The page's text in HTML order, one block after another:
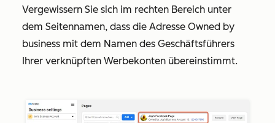
Vergewissern Sie sich im rechten Bereich unter
dem Seitennamen, dass die Adresse Owned by
business mit dem Namen des Geschäftsführers
Ihrer verknüpften Werbekonten übereinstimmt.